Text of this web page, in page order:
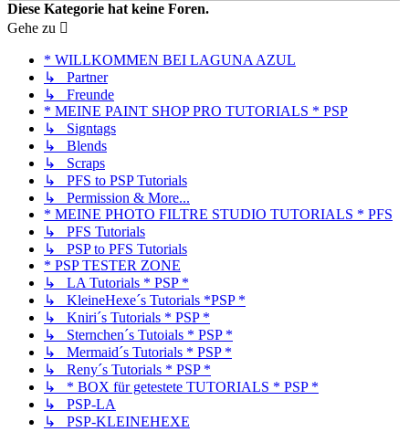
Diese Kategorie hat keine Foren.
Gehe zu
* WILLKOMMEN BEI LAGUNA AZUL
↳ Partner
↳ Freunde
* MEINE PAINT SHOP PRO TUTORIALS * PSP
↳ Signtags
↳ Blends
↳ Scraps
↳ PFS to PSP Tutorials
↳ Permission & More...
* MEINE PHOTO FILTRE STUDIO TUTORIALS * PFS
↳ PFS Tutorials
↳ PSP to PFS Tutorials
* PSP TESTER ZONE
↳ LA Tutorials * PSP *
↳ KleineHexe´s Tutorials *PSP *
↳ Kniri´s Tutorials * PSP *
↳ Sternchen´s Tutoials * PSP *
↳ Mermaid´s Tutorials * PSP *
↳ Reny´s Tutorials * PSP *
↳ * BOX für getestete TUTORIALS * PSP *
↳ PSP-LA
↳ PSP-KLEINEHEXE